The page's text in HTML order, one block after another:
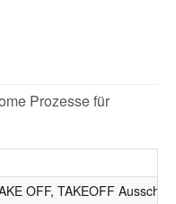
Prozesse für
OFF, TAKEOFF